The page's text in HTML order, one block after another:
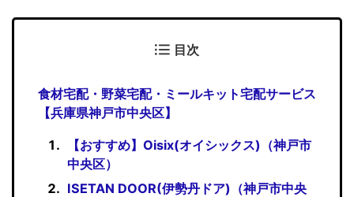
目次
食材宅配・野菜宅配・ミールキット宅配サービス
【兵庫県神戸市中央区】
【おすすめ】Oisix(オイシックス)（神戸市
中央区）
ISETAN DOOR(伊勢丹ドア)（神戸市中央